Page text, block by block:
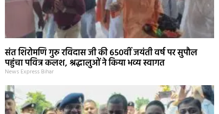
संत शिरोमणि गुरु रविदास जी की 650वीं जयंती वर्ष पर सुपौल
पहुंचा पवित्र कलश, श्रद्धालुओं ने किया भव्य स्वागत
News Express Bihar